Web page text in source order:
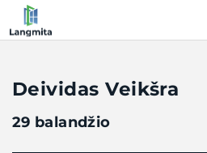
29 balandžio
Deividas Veikšra